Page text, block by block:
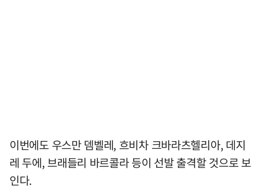
이번에도 우스만 뎀벨레, 흐비차 크바라츠헬리아, 데지
레 두에, 브래들리 바르콜라 등이 선발 출격할 것으로 보
인다.